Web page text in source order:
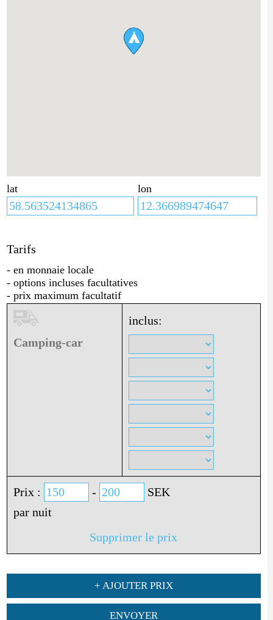
lat lon
Tarifs
- en monnaie locale
- options incluses facultatives
- prix maximum facultatif
Camping-car
inclus:
Prix : -
SEK
par nuit
Supprimer le prix
+ AJOUTER PRIX
ENVOYER